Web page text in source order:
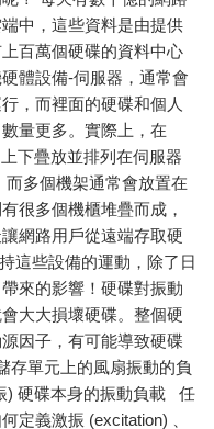
中，這些資料是由提供
百萬個硬碟的資料中心
體設備-伺服器，通常會
，而裡面的硬碟和個人
量更多。實際上，在
下疊放並排列在伺服器
多個機架通常會放置在
很多個機櫃堆疊而成，
網路用戶從遠端存取硬
這些設備的運動，除了日
來的影響！硬碟對振動
大大損壞硬碟。整個硬
因子，有可能導致硬碟
存單元上的風扇振動的負
) 硬碟本身的振動負載 任
定義激振 (excitation) 、